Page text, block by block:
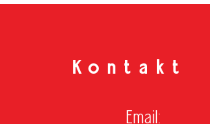
Kontakt
Email: